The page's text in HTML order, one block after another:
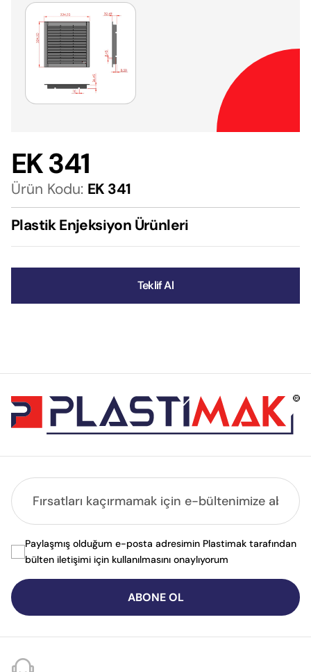
EK 341
Ürün Kodu: EK 341
Plastik Enjeksiyon Ürünleri
Teklif Al
ABONE OL
Paylaşmış olduğum e-posta adresimin Plastimak tarafından
bülten iletişimi için kullanılmasını onaylıyorum